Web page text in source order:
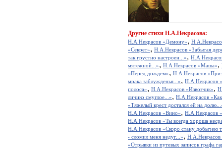
Другие стихи Н.А.Некрасова:
Н.А.Некрасов «Демону»,
«Секрет», Н.А.Некрасов «Забытая
так грустно настроен...»,
мятежной...», Н.А.Некрасов «Маша»,
«Перед дождем», Н.А.Некрасов
мрака заблужденья...», Н.А.Некрасов
полоса», Н.А.Некрасов «Извозчик»,
личико смуглое...», Н.А.Некрасов
«Тяжелый крест достался ей на
Н.А.Некрасов «Вино», Н.А.Некрасов
Н.А.Некрасов «Ты всегда хороша
Н.А.Некрасов «Скоро стану добычею
- сломил меня недуг...», Н.А.Некрасов
«Отрывки из путевых записок графа